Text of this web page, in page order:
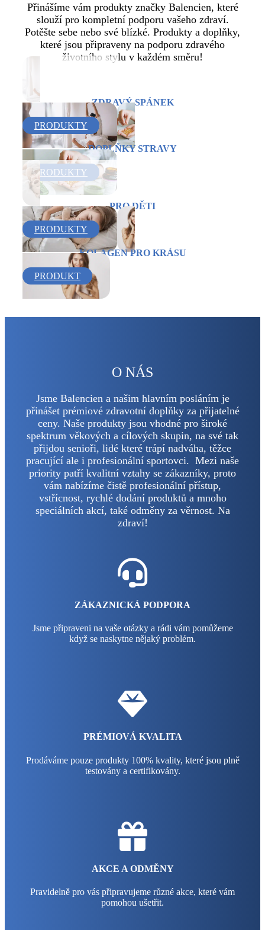
Přinášíme vám produkty značky Balencien, které
slouží pro kompletní podporu vašeho zdraví.
Potěšte sebe nebo své blízké. Produkty a doplňky,
které jsou připraveny na podporu zdravého
životního stylu v každém směru!
ZDRAVÝ SPÁNEK
PRODUKTY
DOPLŇKY STRAVY
PRODUKTY
PRO DĚTI
PRODUKTY
KOLAGEN PRO KRÁSU
PRODUKT
O NÁS
Jsme Balencien a našim hlavním posláním je
přinášet prémiové zdravotní doplňky za přijatelné
ceny. Naše produkty jsou vhodné pro široké
spektrum věkových a cílových skupin, na své tak
přijdou senioři, lidé které trápí nadváha, těžce
pracující ale i profesionální sportovci. Mezi naše
priority patří kvalitní vztahy se zákazníky, proto
vám nabízíme čistě profesionální přístup,
vstřícnost, rychlé dodání produktů a mnoho
speciálních akcí, také odměny za věrnost. Na
zdraví!
ZÁKAZNICKÁ PODPORA
Jsme připraveni na vaše otázky a rádi vám pomůžeme
když se naskytne nějaký problém.
PRÉMIOVÁ KVALITA
Prodáváme pouze produkty 100% kvality, které jsou plně
testovány a certifikovány.
AKCE A ODMĚNY
Pravidelně pro vás připravujeme různé akce, které vám
pomohou ušetřit.